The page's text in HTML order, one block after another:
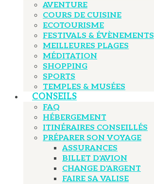
AVENTURE
COURS DE CUISINE
ECOTOURISME
FESTIVALS & ÉVÈNEMENTS
MEILLEURES PLAGES
MÉDITATION
SHOPPING
SPORTS
TEMPLES & MUSÉES
CONSEILS
FAQ
HÉBERGEMENT
ITINÉRAIRES CONSEILLÉS
PRÉPARER SON VOYAGE
ASSURANCES
BILLET D'AVION
CHANGE D'ARGENT
FAIRE SA VALISE